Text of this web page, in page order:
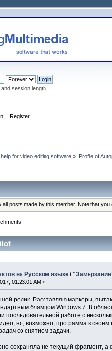
session length
Register
for video editing software » Profile of
all posts made by this member. Note that
на Русском языке /
01:23:01 AM »
ролик. Расставляю маркеры,
блямцом Windows 7. В
последовательной работе с
но, возможно, программа в
со снятием задачи.
сохраняла не текущий фрагмент,